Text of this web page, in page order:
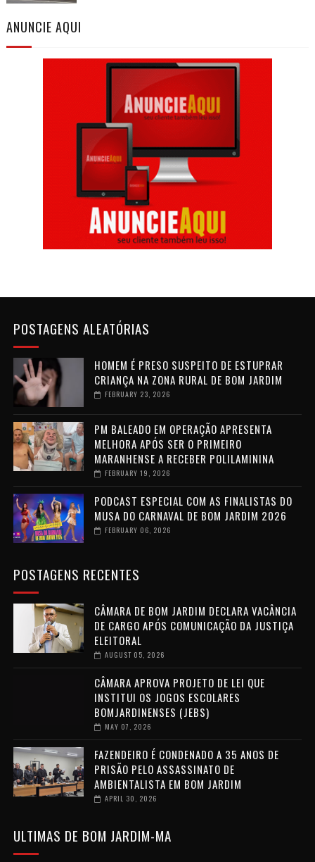
ANUNCIE AQUI
POSTAGENS ALEATÓRIAS
HOMEM É PRESO SUSPEITO DE ESTUPRAR
CRIANÇA NA ZONA RURAL DE BOM JARDIM
FEBRUARY 23, 2026
PM BALEADO EM OPERAÇÃO APRESENTA
MELHORA APÓS SER O PRIMEIRO
MARANHENSE A RECEBER POLILAMININA
FEBRUARY 19, 2026
PODCAST ESPECIAL COM AS FINALISTAS DO
MUSA DO CARNAVAL DE BOM JARDIM 2026
FEBRUARY 06, 2026
POSTAGENS RECENTES
CÂMARA DE BOM JARDIM DECLARA VACÂNCIA
DE CARGO APÓS COMUNICAÇÃO DA JUSTIÇA
ELEITORAL
AUGUST 05, 2026
CÂMARA APROVA PROJETO DE LEI QUE
INSTITUI OS JOGOS ESCOLARES
BOMJARDINENSES (JEBS)
MAY 07, 2026
FAZENDEIRO É CONDENADO A 35 ANOS DE
PRISÃO PELO ASSASSINATO DE
AMBIENTALISTA EM BOM JARDIM
APRIL 30, 2026
ULTIMAS DE BOM JARDIM-MA